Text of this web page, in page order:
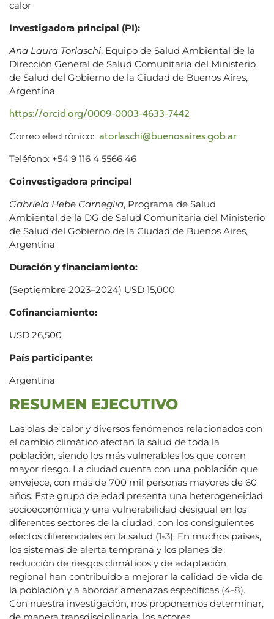
calor
Investigadora principal (PI):
Ana Laura Torlaschi, Equipo de Salud Ambiental de la
Dirección General de Salud Comunitaria del Ministerio
de Salud del Gobierno de la Ciudad de Buenos Aires,
Argentina
https://orcid.org/0009-0003-4633-7442
Correo electrónico: atorlaschi@buenosaires.gob.ar
Teléfono: +54 9 116 4 5566 46
Coinvestigadora principal
Gabriela Hebe Carneglia, Programa de Salud
Ambiental de la DG de Salud Comunitaria del Ministerio
de Salud del Gobierno de la Ciudad de Buenos Aires,
Argentina
Duración y financiamiento:
(Septiembre 2023–2024) USD 15,000
Cofinanciamiento:
USD 26,500
País participante:
Argentina
RESUMEN EJECUTIVO
Las olas de calor y diversos fenómenos relacionados con
el cambio climático afectan la salud de toda la
población, siendo los más vulnerables los que corren
mayor riesgo. La ciudad cuenta con una población que
envejece, con más de 700 mil personas mayores de 60
años. Este grupo de edad presenta una heterogeneidad
socioeconómica y una vulnerabilidad desigual en los
diferentes sectores de la ciudad, con los consiguientes
efectos diferenciales en la salud (1-3). En muchos países,
los sistemas de alerta temprana y los planes de
reducción de riesgos climáticos y de adaptación
regional han contribuido a mejorar la calidad de vida de
la población y a abordar amenazas específicas (4-8).
Con nuestra investigación, nos proponemos determinar,